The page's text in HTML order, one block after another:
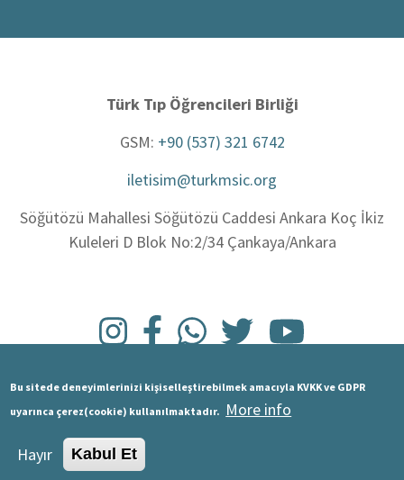
Türk Tıp Öğrencileri Birliği
GSM: +90 (537) 321 6742
iletisim@turkmsic.org
Söğütözü Mahallesi Söğütözü Caddesi Ankara Koç İkiz
Kuleleri D Blok No:2/34 Çankaya/Ankara
Öğrencileri Birliği © 2025
Bu sitede deneyimlerinizi kişiselleştirebilmek amacıyla KVKK ve GDPR
uyarınca çerez(cookie) kullanılmaktadır. More info
Hayır Kabul Et